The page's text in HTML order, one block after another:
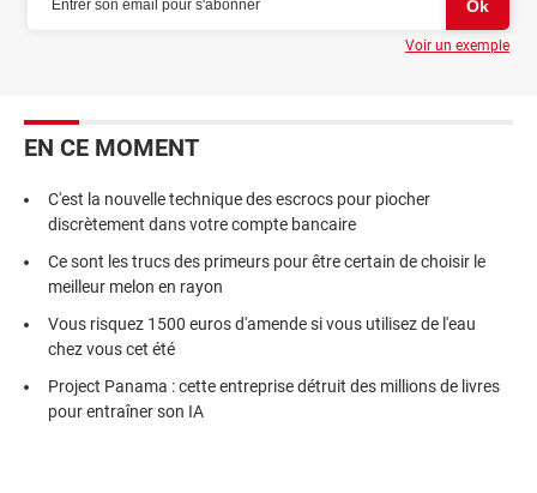
Voir un exemple
EN CE MOMENT
C'est la nouvelle technique des escrocs pour piocher
discrètement dans votre compte bancaire
Ce sont les trucs des primeurs pour être certain de choisir le
meilleur melon en rayon
Vous risquez 1500 euros d'amende si vous utilisez de l'eau
chez vous cet été
Project Panama : cette entreprise détruit des millions de livres
pour entraîner son IA